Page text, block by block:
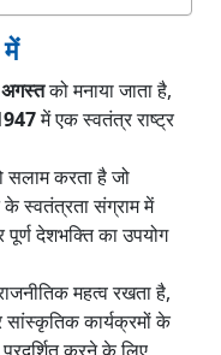
फहराया गया था?
है?
अगस्तको मनाया जाता है,
में एक स्वतंत्र राष्ट्र
करता है जो
के स्वतंत्रता संग्राम में
देशभक्ति का उपयोग
महत्व रखता है,
कार्यक्रमों के